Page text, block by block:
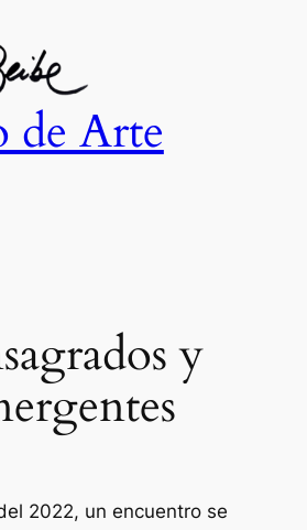
de Arte
y
2022, un encuentro se